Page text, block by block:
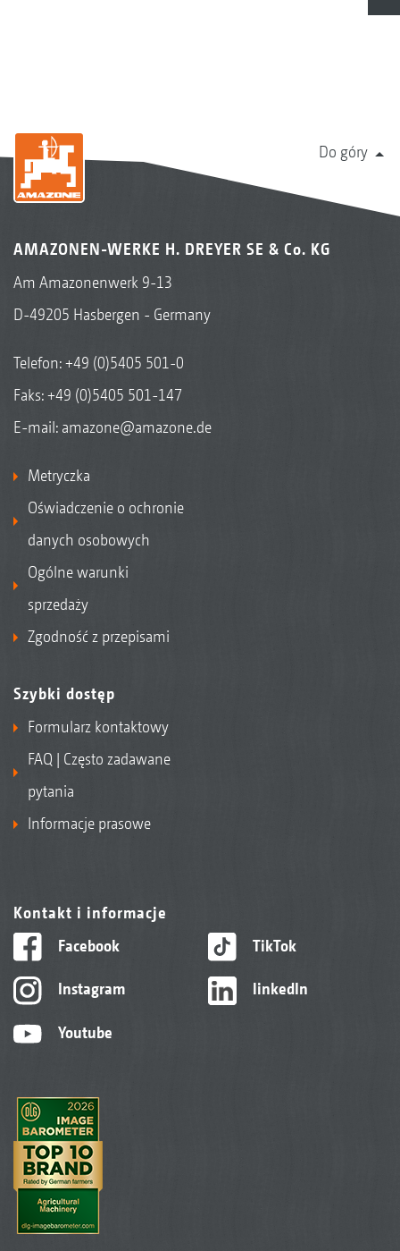
Do góry
AMAZONEN-WERKE H. DREYER SE & Co. KG
Am Amazonenwerk 9-13
D-49205 Hasbergen - Germany
Telefon:+49 (0)5405 501-0
Faks: +49 (0)5405 501-147
E-mail: amazone@amazone.de
Metryczka
Oświadczenie o ochronie
danych osobowych
Ogólne warunki
sprzedaży
Zgodność z przepisami
Szybki dostęp
Formularz kontaktowy
FAQ | Często zadawane
pytania
Informacje prasowe
Kontakt i informacje
Facebook
Instagram
Youtube
TikTok
linkedIn